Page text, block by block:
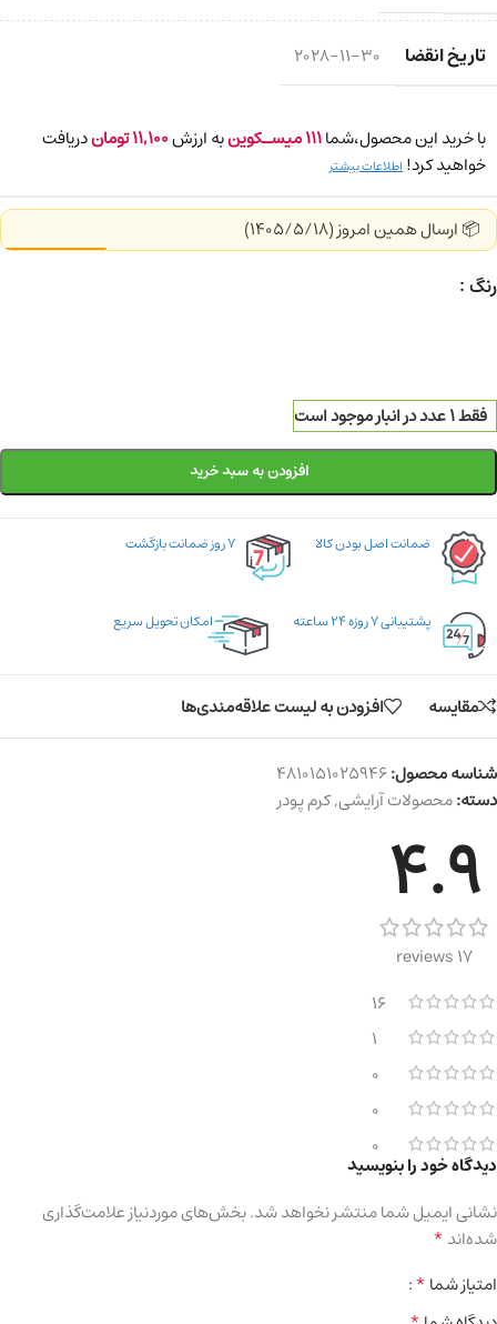
تاریخ انقضا 2028-11-30
با خرید این محصول،شما111میسـکوینبه ارزش11,100توماندریافت
خواهید کرد! اطلاعات بیشتر
📦 ارسال همین امروز (1405/5/18)
رنگ
فقط 1 عدد در انبار موجود است
افزودن به سبد خرید
ضمانت اصل بودن کالا ۷ روز ضمانت بازگشت
پشتیبانی ۷ روزه ۲۴ ساعته امکان تحویل سریع
مقایسه افزودن به لیست علاقه‌مندی‌ها
شناسه محصول:4810151025946
دسته:محصولات آرایشی,کرم پودر
4.9
17 reviews
16
1
0
0
0
دیدگاه خود را بنویسید
نشانی ایمیل شما منتشر نخواهد شد.بخش‌های موردنیاز علامت‌گذاری
شده‌اند*
امتیاز شما*